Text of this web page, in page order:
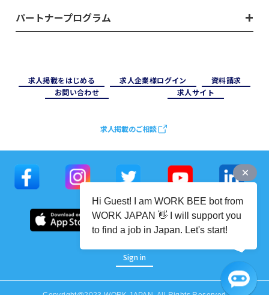
パートナープログラム
求⼈掲載をはじめる 求⼈企業様ログイン
資料請求
お問い合わせ
求⼈サイト
求人掲載のご相談
Sign in
Hi Guest! I am WORK BEE bot from
WORK JAPAN 👋 I will support you
to find a job in Japan. Let's start!